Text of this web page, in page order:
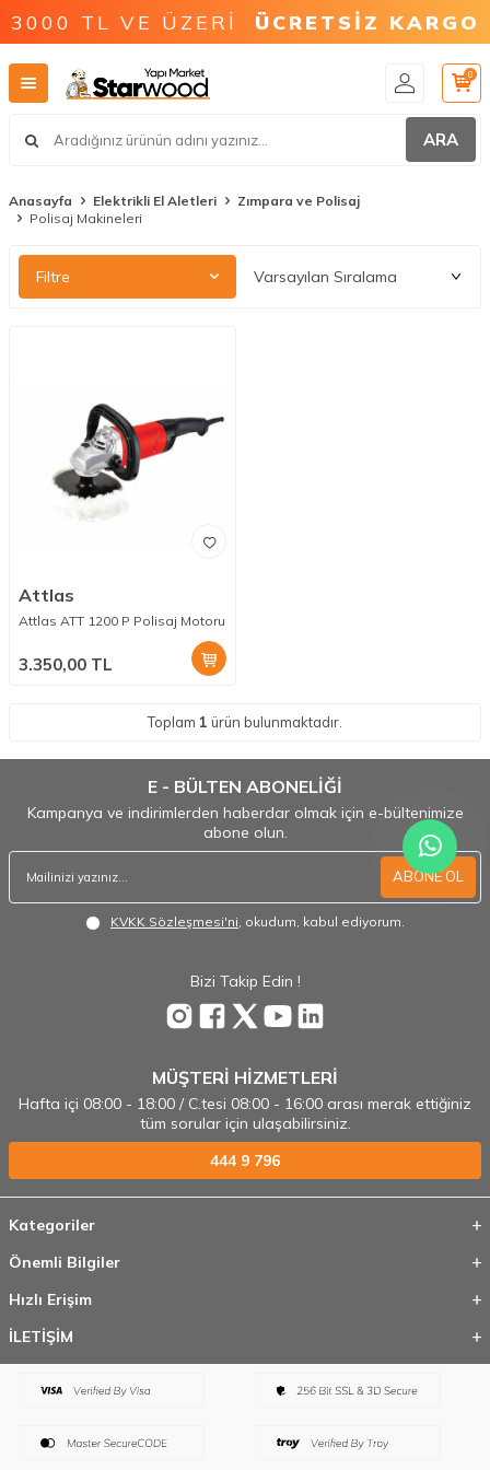
3000 TL VE ÜZERİ ÜCRETSİZ KARGO
ARA
0
Anasayfa Elektrikli El Aletleri
Zımpara ve Polisaj
Polisaj Makineleri
Filtre
Attlas
Attlas ATT 1200 P Polisaj Motoru
3.350,00 TL
Toplam 1 ürün bulunmaktadır.
E - BÜLTEN ABONELİĞİ
Kampanya ve indirimlerden haberdar olmak için e-bültenimize
abone olun.
ABONE OL
KVKK Sözleşmesi'ni , okudum, kabul ediyorum.
Bizi Takip Edin !
MÜŞTERİ HİZMETLERİ
Hafta içi 08:00 - 18:00 / C.tesi 08:00 - 16:00 arası merak ettiğiniz
tüm sorular için ulaşabilirsiniz.
444 9 796
Kategoriler
Önemli Bilgiler
Hızlı Erişim
İLETİŞİM